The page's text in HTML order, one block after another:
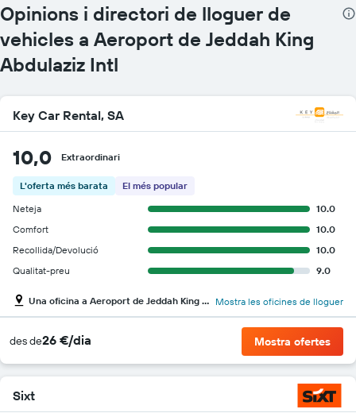
Opinions i directori de lloguer de
vehicles a Aeroport de Jeddah King
Abdulaziz Intl
Key Car Rental, SA
10,0 Extraordinari
L'oferta més barata
El més popular
Neteja
10.0
Comfort
10.0
Recollida/Devolució
10.0
Qualitat-preu
9.0
Una oficina a Aeroport de Jeddah King Abdulaziz Intl Mostra les oficines de lloguer
des de26 €/dia Mostra ofertes
Sixt